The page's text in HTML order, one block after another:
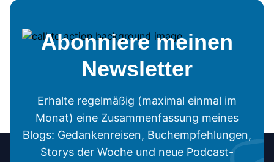
Abonniere meinen
Newsletter
Erhalte regelmäßig (maximal einmal im
Monat) eine Zusammenfassung meines
Blogs: Gedankenreisen, Buchempfehlungen,
Storys der Woche und neue Podcast-